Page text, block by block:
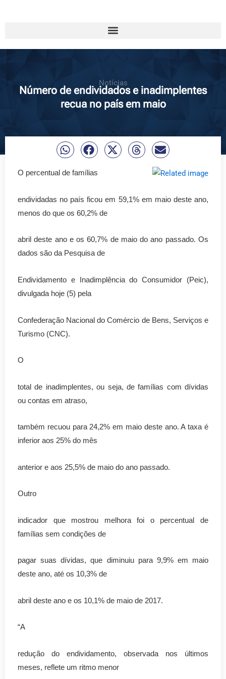
Notícias
Número de endividados e inadimplentes
recua no país em maio
O percentual de famílias
endividadas no país ficou em 59,1% em maio deste ano,
menos do que os 60,2% de
abril deste ano e os 60,7% de maio do ano passado. Os
dados são da Pesquisa de
Endividamento e Inadimplência do Consumidor (Peic),
divulgada hoje (5) pela
Confederação Nacional do Comércio de Bens, Serviços e
Turismo (CNC).
O
total de inadimplentes, ou seja, de famílias com dívidas
ou contas em atraso,
também recuou para 24,2% em maio deste ano. A taxa é
inferior aos 25% do mês
anterior e aos 25,5% de maio do ano passado.
Outro
indicador que mostrou melhora foi o percentual de
famílias sem condições de
pagar suas dívidas, que diminuiu para 9,9% em maio
deste ano, até os 10,3% de
abril deste ano e os 10,1% de maio de 2017.
“A
redução do endividamento, observada nos últimos
meses, reflete um ritmo menor